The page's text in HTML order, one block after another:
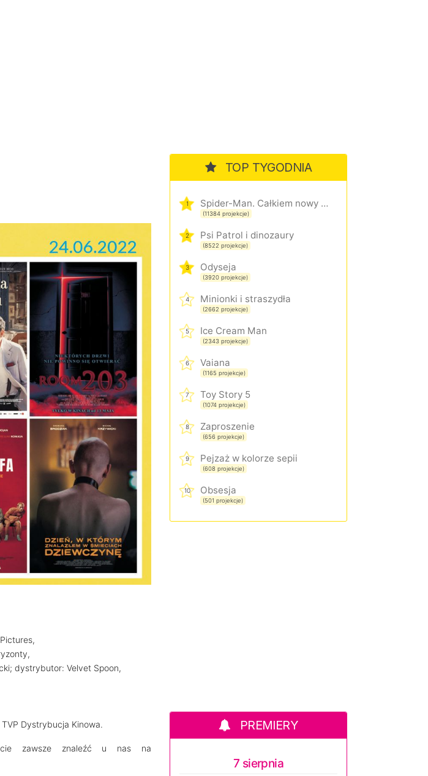
dystrybutor: Velvet Spoon,
Dystrybucja Kinowa.
zawsze znaleźć u nas na
TOP TYGODNIA
1 Spider-Man. Całkiem nowy dzień
(11384 projekcje)
2 Psi Patrol i dinozaury
(8522 projekcje)
3 Odyseja
(3920 projekcje)
4 Minionki i straszydła
(2662 projekcje)
5 Ice Cream Man
(2343 projekcje)
6 Vaiana
(1165 projekcje)
7 Toy Story 5
(1074 projekcje)
8 Zaproszenie
(656 projekcje)
9 Pejzaż w kolorze sepii
(608 projekcje)
10 Obsesja
(501 projekcje)
PREMIERY
7 sierpnia